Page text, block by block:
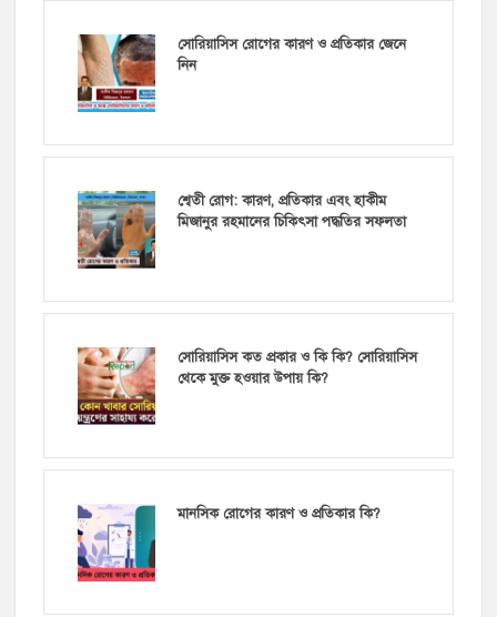
সোরিয়াসিস রোগের কারণ ও প্রতিকার জেনে
নিন
শ্বেতী রোগ: কারণ, প্রতিকার এবং হাকীম
মিজানুর রহমানের চিকিৎসা পদ্ধতির সফলতা
সোরিয়াসিস কত প্রকার ও কি কি? সোরিয়াসিস
থেকে মুক্ত হওয়ার উপায় কি?
মানসিক রোগের কারণ ও প্রতিকার কি?